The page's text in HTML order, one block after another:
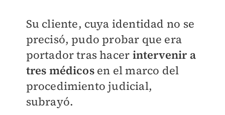
Su cliente, cuya identidad no se
precisó, pudo probar que era
portador tras hacer intervenir a
tres médicos en el marco del
procedimiento judicial,
subrayó.